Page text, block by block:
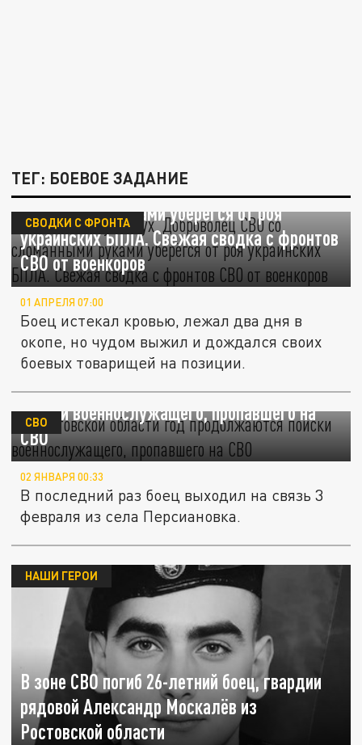
ТЕГ: БОЕВОЕ ЗАДАНИЕ
Донимали, хуже мух. Доброволец СВО со
сломанными руками уберёгся от роя
украинских БПЛА. Свежая сводка с фронтов
СВО от военкоров
СВОДКИ С ФРОНТА
01 АПРЕЛЯ 07:00
Боец истекал кровью, лежал два дня в
окопе, но чудом выжил и дождался своих
боевых товарищей на позиции.
В Ростовской области год продолжаются
поиски военнослужащего, пропавшего на
СВО
СВО
02 ЯНВАРЯ 00:33
В последний раз боец выходил на связь 3
февраля из села Персиановка.
В зоне СВО погиб 26-летний боец, гвардии
рядовой Александр Москалёв из
Ростовской области
НАШИ ГЕРОИ